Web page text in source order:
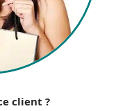
client ?